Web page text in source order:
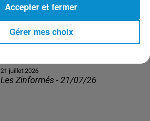
22 juillet 2026
Les Zinformés - 22/07/26
21 juillet 2026
Les Zinformés - 21/07/26
Gérer mes choix
Accepter et fermer